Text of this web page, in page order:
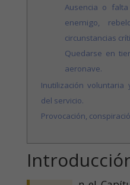
Ausencia o
enemigo,
circunstancias
Quedarse en
aeronave.
Inutilización
del servicio.
Provocación,